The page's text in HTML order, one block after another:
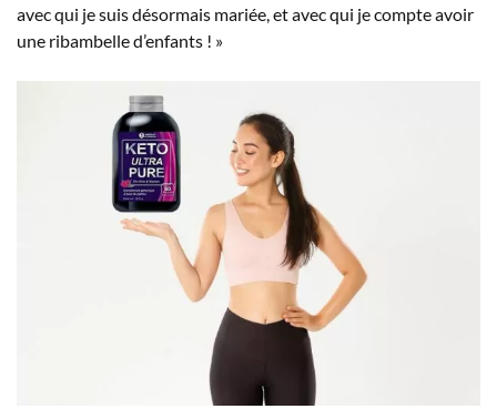
avec qui je suis désormais mariée, et avec qui je compte avoir
une ribambelle d’enfants ! »